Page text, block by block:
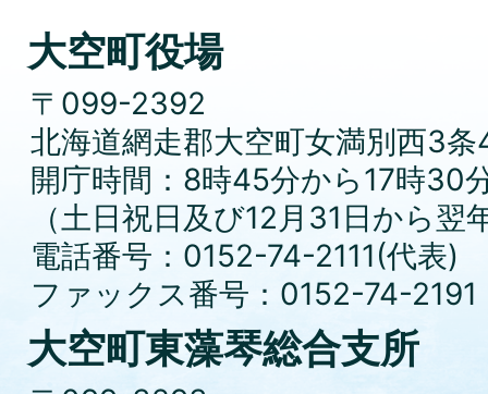
大空町役場
〒099-2392
北海道網走郡大空町女満別西3条
開庁時間：8時45分から17時30
（土日祝日及び12月31日から
電話番号：0152-74-2111(代表)
ファックス番号：0152-74-2191
大空町東藻琴総合支所